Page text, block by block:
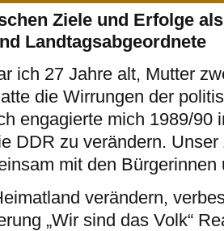
Ziele und Erfolge
Landtagsabgeordnete
ich 27 Jahre alt, Mutter
die Wirrungen der
engagierte mich 1989/90
DDR zu verändern.
mit den Bürgerinnen
verändern,
„Wir sind das Volk“